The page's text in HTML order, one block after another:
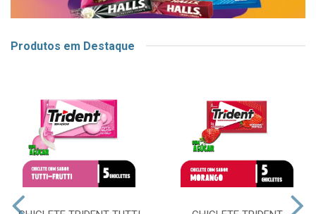
Produtos em Destaque